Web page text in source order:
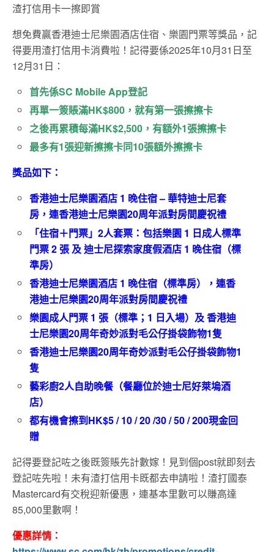
渣打信用卡一擦即賞
想免費贏香港迪士尼樂園酒店住宿、樂園門票等獎品，記
得要用渣打信用卡消費啦！記得要係2025年10月31日至
12月31日：
首先係SC Mobile App登記
再單一簽賬滿HK$800，就有第一張擦擦卡
之後再累積每滿HK$2,500，有額外1張擦擦卡
最多有1張迎新擦擦卡同10張額外擦擦卡
獎品如下：
香港迪士尼樂園酒店 1 晚住宿 – 華特迪士尼套
房，連香港迪士尼樂園20周年派對房間慶祝禮
「住宿＋門票」2人套票：包括樂園 1 日成人標準
門票 2 張 及 迪士尼探索家度假酒店 1 晚住宿（標
準房）
香港迪士尼樂園酒店 1 晚住宿（標準房），連香
港迪士尼樂園20周年派對房間慶祝禮
樂園成人門票 1 張（標準；1 日入場）及 香港迪
士尼樂園20周年奇妙派對毛公仔掛袋飾物1隻
香港迪士尼樂園20周年奇妙派對毛公仔掛袋飾物1
隻
藝彩廚2人自助晚餐（餐廳位於迪士尼好萊塢酒
店）
都有機會擦到HK$5 / 10 / 20 /30 / 50 / 200現金回
贈
記得要登記咗之後既簽賬先計數嫁！見到個post就即刻去
登記咗先啦！未有渣打信用卡既都去申請啦！渣打國泰
Mastercard有交稅迎新優惠，連基本里數可以賺高達
85,000里數啊！
優惠詳情：